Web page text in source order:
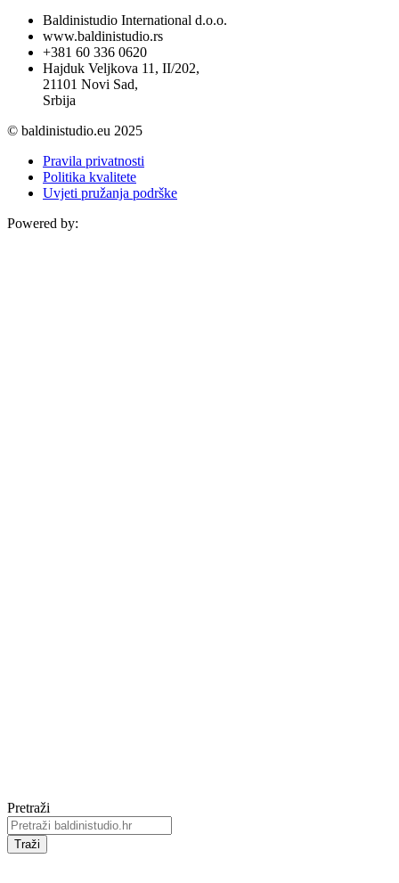
Baldinistudio International d.o.o.
www.baldinistudio.rs
+381 60 336 0620
Hajduk Veljkova 11, II/202,
21101 Novi Sad,
Srbija
© baldinistudio.eu 2025
Pravila privatnosti
Politika kvalitete
Uvjeti pružanja podrške
Powered by:
Pretraži
Traži